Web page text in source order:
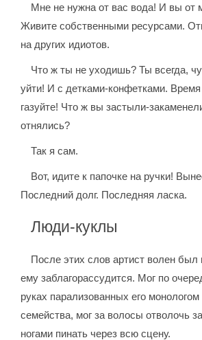
Мне не нужна от вас вода! И вы от
Живите собственными ресурсами.
на других идиотов.
Что ж ты не уходишь? Ты всегда,
уйти! И с детками-конфетками.
газуйте! Что ж вы застыли-
отнялись?
Так я сам.
Вот, идите к папочке на ручки!
Последний долг. Последняя ласка.
Люди-куклы
После этих слов артист волен был
ему заблагорассудится. Мог по
руках парализованных его
семейства, мог за волосы отволочь
ногами пинать через всю сцену.